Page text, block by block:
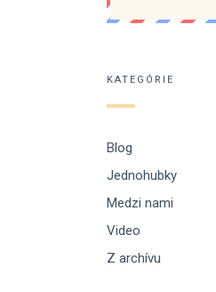
KATEGÓRIE
Blog
Jednohubky
Medzi nami
Video
Z archívu